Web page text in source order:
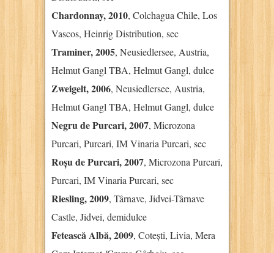
Chardonnay, 2010, Colchagua Chile, Los
Vascos, Heinrig Distribution, sec
Traminer, 2005, Neusiedlersee, Austria,
Helmut Gangl TBA, Helmut Gangl, dulce
Zweigelt, 2006, Neusiedlersee, Austria,
Helmut Gangl TBA, Helmut Gangl, dulce
Negru de Purcari, 2007, Microzona
Purcari, Purcari, IM Vinaria Purcari, sec
Roșu de Purcari, 2007, Microzona Purcari,
Purcari, IM Vinaria Purcari, sec
Riesling, 2009, Târnave, Jidvei-Târnave
Castle, Jidvei, demidulce
Fetească Albă, 2009, Cotești, Livia, Mera